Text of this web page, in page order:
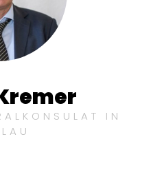
IN